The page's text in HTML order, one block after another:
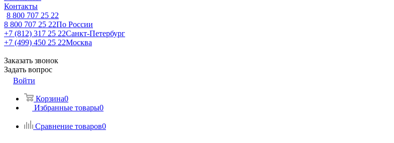
Контакты
8 800 707 25 22
8 800 707 25 22По России
+7 (812) 317 25 22Санкт-Петербург
+7 (499) 450 25 22Москва
Заказать звонок
Задать вопрос
Войти
Корзина0
Избранные товары0
Сравнение товаров0